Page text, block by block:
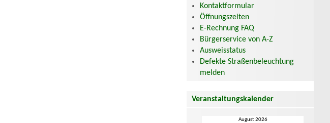
Kontaktformular
Öffnungszeiten
E-Rechnung FAQ
Bürgerservice von A-Z
Ausweisstatus
Defekte Straßenbeleuchtung
melden
Veranstaltungskalender
August 2026